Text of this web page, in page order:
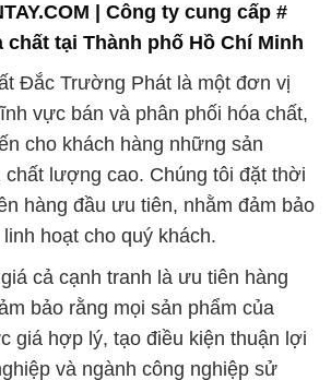
| Công ty cung cấp #
chất tại Thành phố Hồ Chí Minh
Đắc Trường Phát là một đơn vị
vực bán và phân phối hóa chất,
cho khách hàng những sản
chất lượng cao. Chúng tôi đặt thời
hàng đầu ưu tiên, nhằm đảm bảo
hoạt cho quý khách.
cả cạnh tranh là ưu tiên hàng
bảo rằng mọi sản phẩm của
giá hợp lý, tạo điều kiện thuận lợi
và ngành công nghiệp sử